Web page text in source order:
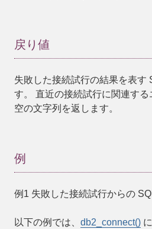
戻り値
失敗した接続試行の結果を表す
す。 直近の接続試行に関連す
空の文字列を返します。
例
例1 失敗した接続試行からの
以下の例では、 db2_connect()